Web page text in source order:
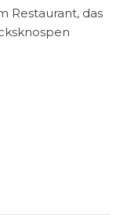
Restaurant, das